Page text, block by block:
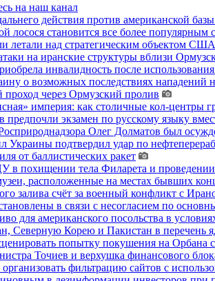
на наш канал
действия против американской
лосося становится все более
летали над стратегическим объектом
на иранские структуры вблизи
инвалидность после
о возможных последствиях нападений
проход через Ормузский пролив
империя: как столичные кол-центры
экзамен по русскому языку
Олег Долматов был
подтвердил удар по
от баллистических ракет
похищении тела Филарета и проведении
расположенные на местах бывших
залива счёт за военный конфликт с
в связи с несогласием по
для американского посольства в
Корею и Пакистан в перечень
попытку покушения на Орбана
Точиев и верхушка финансового
фильтрацию сайтов с